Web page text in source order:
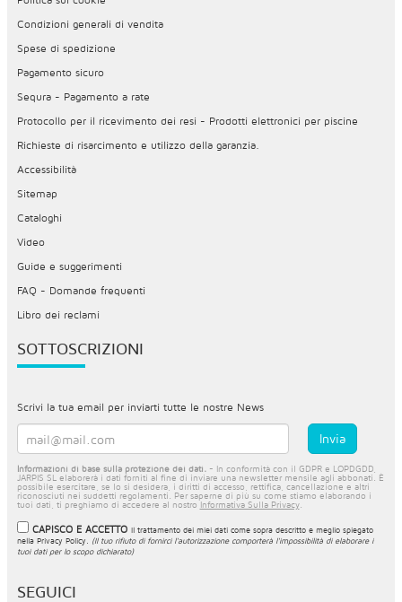
Condizioni generali di vendita
Spese di spedizione
Pagamento sicuro
Sequra - Pagamento a rate
Protocollo per il ricevimento dei resi - Prodotti elettronici per piscine
Richieste di risarcimento e utilizzo della garanzia.
Accessibilità
Sitemap
Cataloghi
Video
Guide e suggerimenti
FAQ - Domande frequenti
Libro dei reclami
SOTTOSCRIZIONI
Scrivi la tua email per inviarti tutte le nostre News
Informazioni di base sulla protezione dei dati. - In conformità con il GDPR e LOPDGDD,
JARPIS SL elaborerà i dati forniti al fine di inviare una newsletter mensile agli abbonati. È
possibile esercitare, se lo si desidera, i diritti di accesso, rettifica, cancellazione e altri
riconosciuti nei suddetti regolamenti. Per saperne di più su come stiamo elaborando i
tuoi dati, ti preghiamo di accedere al nostroInformativa Sulla Privacy.
CAPISCO E ACCETTO Il trattamento dei miei dati come sopra descritto e meglio spiegato
nella Privacy Policy
(Il tuo rifiuto di fornirci l'autorizzazione comporterà l'impossibilità di elaborare i
tuoi dati per lo scopo dichiarato)
SEGUICI